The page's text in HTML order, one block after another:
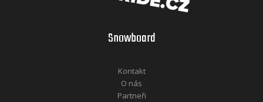
Snowboard
Kontakt
O nás
Partneři